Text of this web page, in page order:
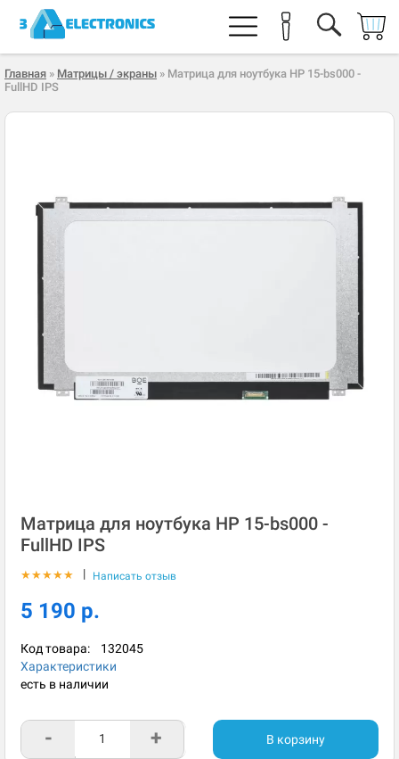
Главная » Матрицы / экраны » Матрица для ноутбука HP 15-bs000 -
FullHD IPS
Матрица для ноутбука HP 15-bs000 -
FullHD IPS
★★★★★ | Написать отзыв
5 190 р.
Код товара: 132045
Характеристики
есть в наличии
- + В корзину